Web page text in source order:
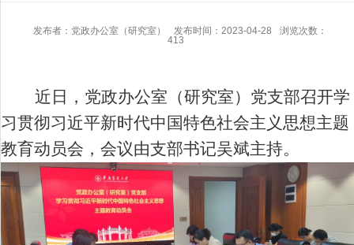
发布者：党政办公室（研究室） 发布时间：2023-04-28
浏览次数：
413
近日，党政办公室（研究室）党支部召开学
习贯彻习近平新时代中国特色社会主义思想主题
教育动员会，会议由支部书记吴斌主持。